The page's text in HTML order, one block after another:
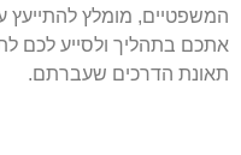
מומלץ להתייעץ עם
בתהליך ולסייע לכם
הדרכים שעברתם.